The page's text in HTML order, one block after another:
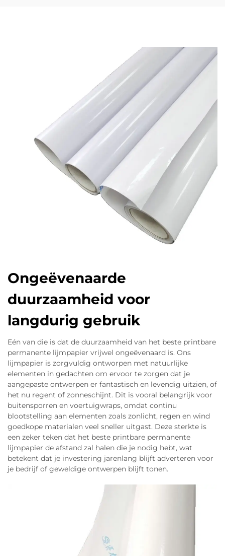
Ongeëvenaarde
duurzaamheid voor
langdurig gebruik
Eén van die is dat de duurzaamheid van het beste printbare
permanente lijmpapier vrijwel ongeëvenaard is. Ons
lijmpapier is zorgvuldig ontworpen met natuurlijke
elementen in gedachten om ervoor te zorgen dat je
aangepaste ontwerpen er fantastisch en levendig uitzien, of
het nu regent of zonneschijnt. Dit is vooral belangrijk voor
buitensporren en voertuigwraps, omdat continu
blootstelling aan elementen zoals zonlicht, regen en wind
goedkope materialen veel sneller uitgast. Deze sterkte is
een zeker teken dat het beste printbare permanente
lijmpapier de afstand zal halen die je nodig hebt, wat
betekent dat je investering jarenlang blijft adverteren voor
je bedrijf of geweldige ontwerpen blijft tonen.